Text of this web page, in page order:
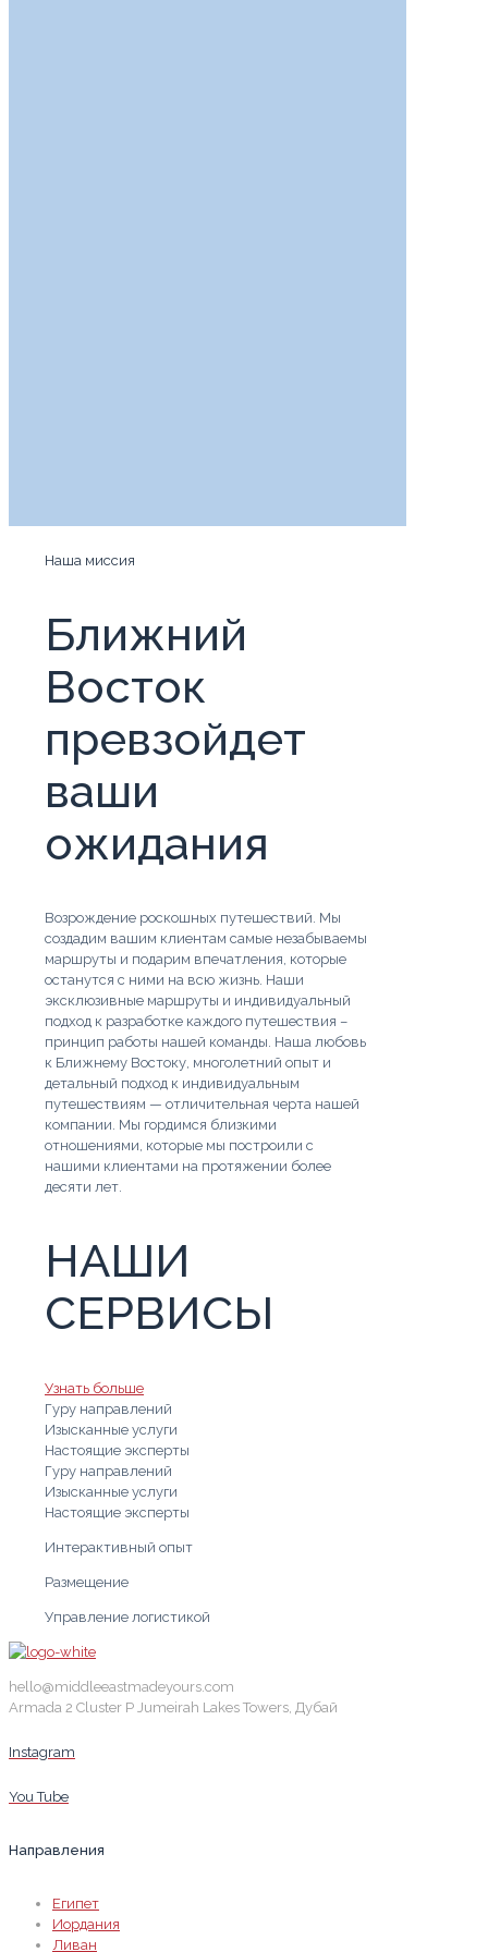
Наша миссия
Ближний
Восток
превзойдет
ваши
ожидания
Возрождение роскошных путешествий. Мы
создадим вашим клиентам самые незабываемы
маршруты и подарим впечатления, которые
останутся с ними на всю жизнь. Наши
эксклюзивные маршруты и индивидуальный
подход к разработке каждого путешествия –
принцип работы нашей команды. Наша любовь
к Ближнему Востоку, многолетний опыт и
детальный подход к индивидуальным
путешествиям — отличительная черта нашей
компании. Мы гордимся близкими
отношениями, которые мы построили с
нашими клиентами на протяжении более
десяти лет.
НАШИ
СЕРВИСЫ
Узнать больше
Гуру направлений
Изысканные услуги
Настоящие эксперты
Гуру направлений
Изысканные услуги
Настоящие эксперты
Интерактивный опыт
Размещение
Управление логистикой
hello@middleeastmadeyours.com
Armada 2 Cluster P Jumeirah Lakes Towers, Дубай
Instagram
You Tube
Направления
Египет
Иордания
Ливан